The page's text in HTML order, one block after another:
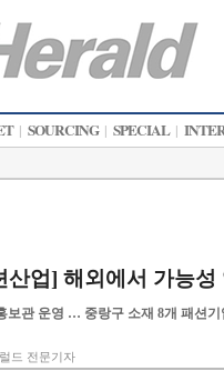
| SOURCING | SPECIAL |
산업] 해외에서 가능
보관 운영 … 중랑구 소재 8개 패션기
드 전문기자